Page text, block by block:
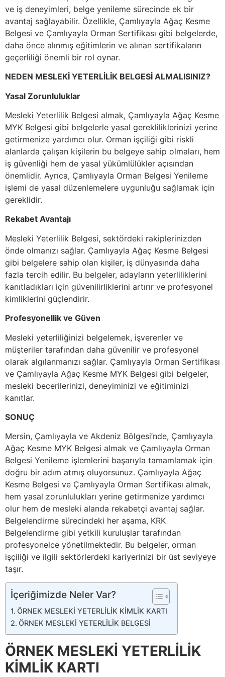
ve iş deneyimleri, belge yenileme sürecinde ek bir
avantaj sağlayabilir. Özellikle, Çamlıyayla Ağaç Kesme
Belgesi ve Çamlıyayla Orman Sertifikası gibi belgelerde,
daha önce alınmış eğitimlerin ve alınan sertifikaların
geçerliliği önemli bir rol oynar.
NEDEN MESLEKİ YETERLİLİK BELGESİ ALMALISINIZ?
Yasal Zorunluluklar
Mesleki Yeterlilik Belgesi almak, Çamlıyayla Ağaç Kesme
MYK Belgesi gibi belgelerle yasal gerekliliklerinizi yerine
getirmenize yardımcı olur. Orman işçiliği gibi riskli
alanlarda çalışan kişilerin bu belgeye sahip olmaları, hem
iş güvenliği hem de yasal yükümlülükler açısından
önemlidir. Ayrıca, Çamlıyayla Orman Belgesi Yenileme
işlemi de yasal düzenlemelere uygunluğu sağlamak için
gereklidir.
Rekabet Avantajı
Mesleki Yeterlilik Belgesi, sektördeki rakiplerinizden
önde olmanızı sağlar. Çamlıyayla Ağaç Kesme Belgesi
gibi belgelere sahip olan kişiler, iş dünyasında daha
fazla tercih edilir. Bu belgeler, adayların yeterliliklerini
kanıtladıkları için güvenilirliklerini artırır ve profesyonel
kimliklerini güçlendirir.
Profesyonellik ve Güven
Mesleki yeterliliğinizi belgelemek, işverenler ve
müşteriler tarafından daha güvenilir ve profesyonel
olarak algılanmanızı sağlar. Çamlıyayla Orman Sertifikası
ve Çamlıyayla Ağaç Kesme MYK Belgesi gibi belgeler,
mesleki becerilerinizi, deneyiminizi ve eğitiminizi
kanıtlar.
SONUÇ
Mersin, Çamlıyayla ve Akdeniz Bölgesi’nde, Çamlıyayla
Ağaç Kesme MYK Belgesi almak ve Çamlıyayla Orman
Belgesi Yenileme işlemlerini başarıyla tamamlamak için
doğru bir adım atmış oluyorsunuz. Çamlıyayla Ağaç
Kesme Belgesi ve Çamlıyayla Orman Sertifikası almak,
hem yasal zorunlulukları yerine getirmenize yardımcı
olur hem de mesleki alanda rekabetçi avantaj sağlar.
Belgelendirme sürecindeki her aşama, KRK
Belgelendirme gibi yetkili kuruluşlar tarafından
profesyonelce yönetilmektedir. Bu belgeler, orman
işçiliği ve ilgili sektörlerdeki kariyerinizi bir üst seviyeye
taşır.
İçeriğimizde Neler Var?
ÖRNEK MESLEKİ YETERLİLİK KİMLİK KARTI
ÖRNEK MESLEKİ YETERLİLİK BELGESİ
ÖRNEK MESLEKİ YETERLİLİK
KİMLİK KARTI